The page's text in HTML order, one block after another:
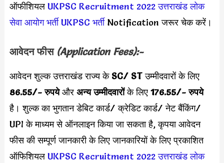
ऑफीशियल UKPSC Recruitment 2022 उत्तराखंड लोक
सेवा आयोग भर्ती UKPSC भर्तीNotification जरूर चेक करें।
आवेदन फीस (Application Fees):-
आवेदन शुल्क उत्तराखंड राज्य के SC/ STउम्मीदवारों के लिए
86.55/- रुपयेऔर अन्य उम्मीदवारोंके लिए 176.55/- रुपये
है। शुल्क का भुगतान डेबिट कार्ड/ क्रेडिट कार्ड/ नेट बैंकिंग/
UPI के माध्यम से ऑनलाइन किया जा सकता है, कृपया आवेदन
फीस की सम्पूर्ण जानकारी के लिए जानकारियों के लिए प्रकाशित
ऑफिशियल UKPSC Recruitment 2022 उत्तराखंड लोक